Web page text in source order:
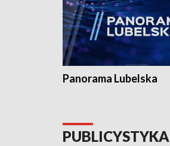
Panorama Lubelska
PUBLICYSTYKA